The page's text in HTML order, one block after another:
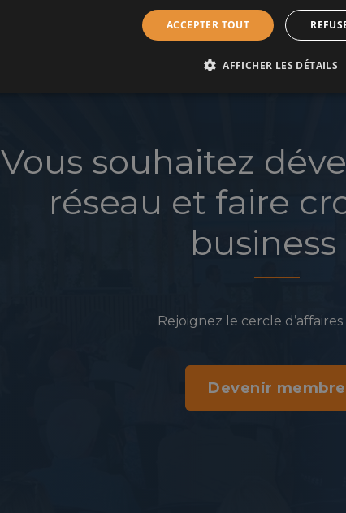
Vous souhaitez
réseau et faire
business
Rejoignez le cercle d’affaires
Devenir membre
ACCEPTER TOUT
AFFICHER LES DÉTAILS